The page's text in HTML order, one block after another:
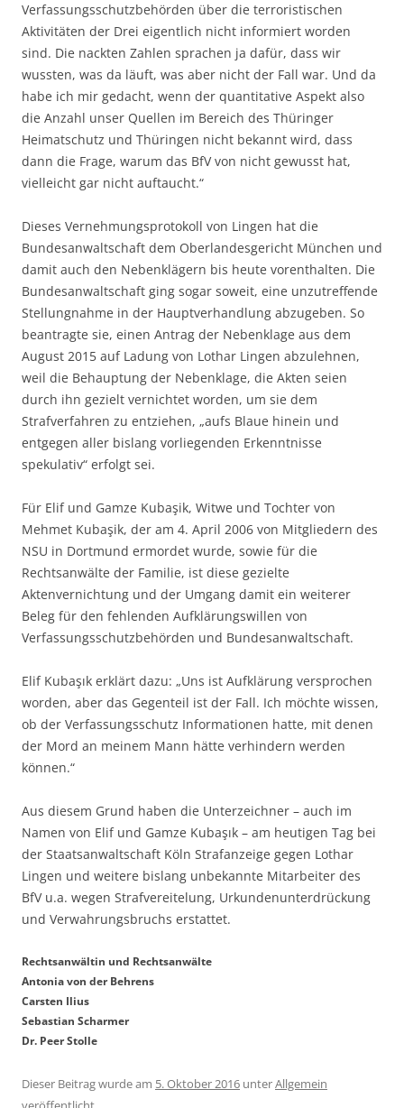
Verfassungsschutzbehörden über die terroristischen
Aktivitäten der Drei eigentlich nicht informiert worden
sind. Die nackten Zahlen sprachen ja dafür, dass wir
wussten, was da läuft, was aber nicht der Fall war. Und da
habe ich mir gedacht, wenn der quantitative Aspekt also
die Anzahl unser Quellen im Bereich des Thüringer
Heimatschutz und Thüringen nicht bekannt wird, dass
dann die Frage, warum das BfV von nicht gewusst hat,
vielleicht gar nicht auftaucht.“
Dieses Vernehmungsprotokoll von Lingen hat die
Bundesanwaltschaft dem Oberlandesgericht München und
damit auch den Nebenklägern bis heute vorenthalten. Die
Bundesanwaltschaft ging sogar soweit, eine unzutreffende
Stellungnahme in der Hauptverhandlung abzugeben. So
beantragte sie, einen Antrag der Nebenklage aus dem
August 2015 auf Ladung von Lothar Lingen abzulehnen,
weil die Behauptung der Nebenklage, die Akten seien
durch ihn gezielt vernichtet worden, um sie dem
Strafverfahren zu entziehen, „aufs Blaue hinein und
entgegen aller bislang vorliegenden Erkenntnisse
spekulativ“ erfolgt sei.
Für Elif und Gamze Kubaşik, Witwe und Tochter von
Mehmet Kubaşik, der am 4. April 2006 von Mitgliedern des
NSU in Dortmund ermordet wurde, sowie für die
Rechtsanwälte der Familie, ist diese gezielte
Aktenvernichtung und der Umgang damit ein weiterer
Beleg für den fehlenden Aufklärungswillen von
Verfassungsschutzbehörden und Bundesanwaltschaft.
Elif Kubaşık erklärt dazu: „Uns ist Aufklärung versprochen
worden, aber das Gegenteil ist der Fall. Ich möchte wissen,
ob der Verfassungsschutz Informationen hatte, mit denen
der Mord an meinem Mann hätte verhindern werden
können.“
Aus diesem Grund haben die Unterzeichner – auch im
Namen von Elif und Gamze Kubaşık – am heutigen Tag bei
der Staatsanwaltschaft Köln Strafanzeige gegen Lothar
Lingen und weitere bislang unbekannte Mitarbeiter des
BfV u.a. wegen Strafvereitelung, Urkundenunterdrückung
und Verwahrungsbruchs erstattet.
Rechtsanwältin und Rechtsanwälte
Antonia von der Behrens
Carsten Ilius
Sebastian Scharmer
Dr. Peer Stolle
Dieser Beitrag wurde am 5. Oktober 2016 unterAllgemein